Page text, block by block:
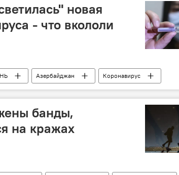
новая
- что вкололи
Азербайджан
Коронавирус
банды,
на кражах